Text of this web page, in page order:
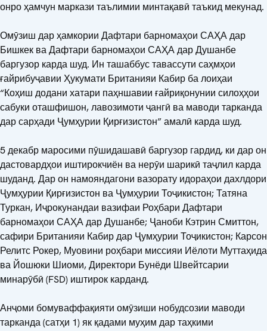
онро ҳамчун маркази таълимии минтақавӣ таъкид мекунад.
Омӯзиш дар ҳамкории Дафтари барномаҳои САҲА дар
Бишкек ва Дафтари барномаҳои САҲА дар Душанбе
баргузор карда шуд. Ин ташаббус тавассути саҳмҳои
ғайрибуҷавии Ҳукумати Британияи Кабир ба лоиҳаи
“Коҳиш додани хатари паҳншавии ғайриқонунии силоҳҳои
сабуки оташфишон, лавозимоти ҷангӣ ва маводи тарканда
дар сарҳади Ҷумҳурии Қирғизистон” амалӣ карда шуд.
5 декабр маросими пӯшидашавӣ баргузор гардид, ки дар он
дастовардҳои иштирокчиён ва нерӯи шарикӣ таҷлил карда
шуданд. Дар он намояндагони вазорату идораҳои дахлдори
Ҷумҳурии Қирғизистон ва Ҷумҳурии Тоҷикистон; Татяна
Туркан, Иҷрокунандаи вазифаи Роҳбари Дафтари
барномаҳои САҲА дар Душанбе; Ҷаноби Кэтрин Смиттон,
сафири Британияи Кабир дар Ҷумҳурии Тоҷикистон; Карсон
Релитс Рокер, Муовини роҳбари миссияи Иёлоти Муттаҳида
ва Йошюки Шиоми, Директори Бунёди Швейтсарии
минарӯбӣ (FSD) иштирок карданд.
Анҷоми бомуваффақияти омӯзиши нобудсозии маводи
тарканда (сатҳи 1) як қадами муҳим дар таҳкими